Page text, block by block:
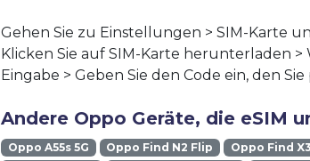
Gehen Sie zu Einstellungen > SIM-Karte
Klicken Sie auf SIM-Karte herunterladen
Eingabe > Geben Sie den Code ein, den
Andere Oppo Geräte, die eSIM
Oppo A55s 5G Oppo Find N2 Flip Oppo Find